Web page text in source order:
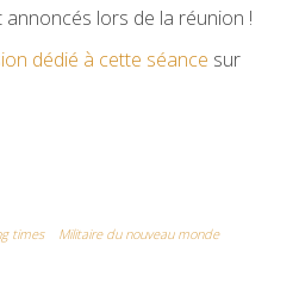
annoncés lors de la réunion !
dédié à cette séance sur
times
Militaire du nouveau monde